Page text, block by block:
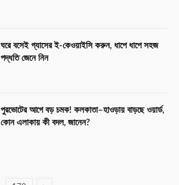
ঘরে বসেই গ্যাসের ই-কেওয়াইসি করুন, ধাপে ধাপে সহজ
পদ্ধতি জেনে নিন
পুরভোটের আগে বড় চমক! কলকাতা–হাওড়ায় বাড়ছে ওয়ার্ড,
কোন এলাকায় কী বদল, জানেন?